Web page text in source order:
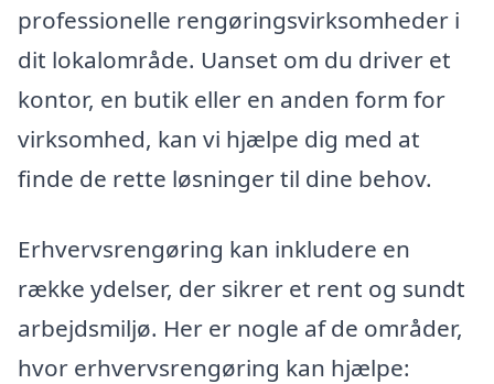
professionelle rengøringsvirksomheder i
dit lokalområde. Uanset om du driver et
kontor, en butik eller en anden form for
virksomhed, kan vi hjælpe dig med at
finde de rette løsninger til dine behov.
Erhvervsrengøring kan inkludere en
række ydelser, der sikrer et rent og sundt
arbejdsmiljø. Her er nogle af de områder,
hvor erhvervsrengøring kan hjælpe: